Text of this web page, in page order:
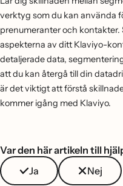
verktyg som du kan använda
prenumeranter och
aspekterna av ditt Klaviyo-
detaljerade data,
att du kan återgå till din
är det viktigt att förstå
kommer igång med Klaviyo.
Var den här artikeln till
Ja
Nej